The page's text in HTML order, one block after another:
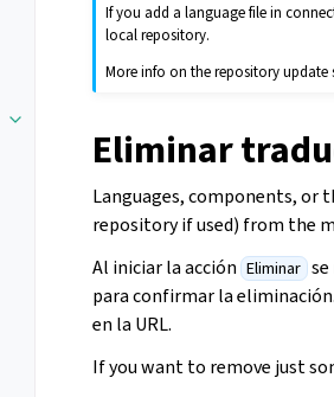
If you add a language file in
local repository.
More info on the repository
Eliminar
Languages, components, or
repository if used) from the
Al iniciar la acción Eliminar se
para confirmar la
en la URL.
If you want to remove just